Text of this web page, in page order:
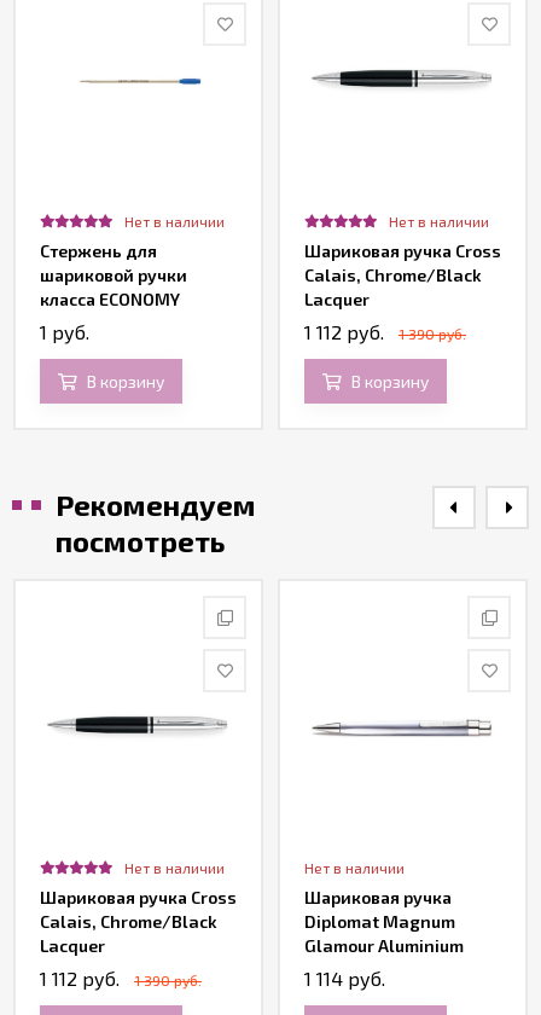
Нет в наличии
Стержень для
шариковой ручки
класса ECONOMY
PIERRE CARDIN PC-
310P-03*
1 руб.
В корзину
Нет в наличии
Шариковая ручка Cross
Calais, Chrome/Black
Lacquer
1 112 руб. 1 390 руб.
В корзину
Рекомендуем
посмотреть
Нет в наличии
Шариковая ручка Cross
Calais, Chrome/Black
Lacquer
1 112 руб. 1 390 руб.
Нет в наличии
Шариковая ручка
Diplomat Magnum
Glamour Aluminium
1 114 руб.